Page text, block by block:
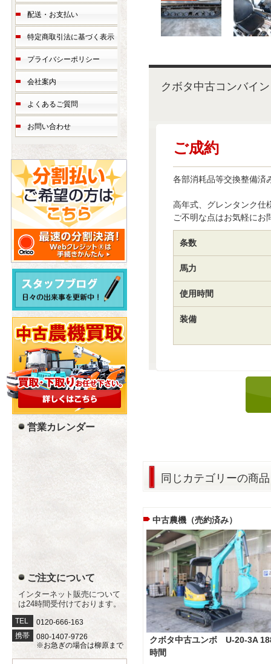
クボタ中古コンバイ
ご成約
各部消耗品等交換整備済
高年式、グレンタンク仕
ご不明な点はお気軽にお
条数
馬力
使用時間
装備
同じカテゴリーの商品
中古農機（売約済み）
クボタ中古ユンボ U-20-3A
時間
配送・お支払い
特定商取引法に基づく表示
プライバシーポリシー
会社案内
よくあるご質問
お問い合わせ
営業カレンダー
ご注文について
インターネット販売について
は24時間受付けております。
TEL
0120-666-163
携帯
080-1407-9726
※お急ぎの場合は柳原まで